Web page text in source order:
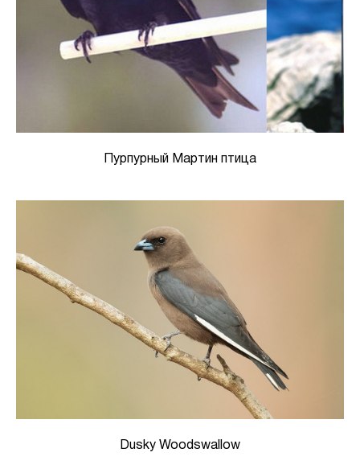
Пурпурный Мартин птица
Dusky Woodswallow